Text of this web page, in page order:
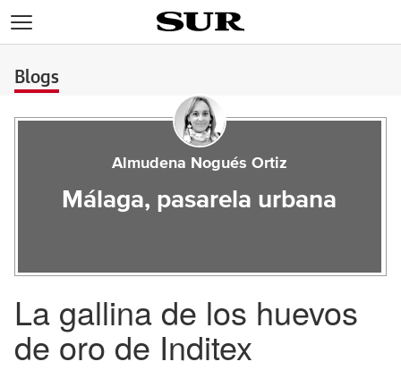
Blogs
Almudena Nogués Ortiz
Málaga, pasarela urbana
La gallina de los huevos
de oro de Inditex